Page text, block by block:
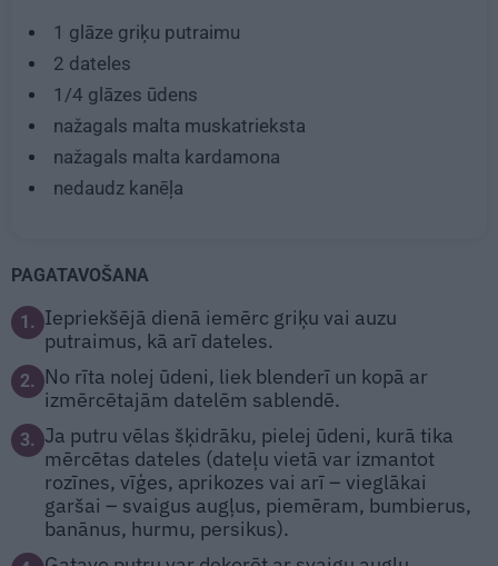
1 glāze griķu putraimu
2 dateles
1/4 glāzes ūdens
nažagals malta muskatrieksta
nažagals malta kardamona
nedaudz kanēļa
PAGATAVOŠANA
1. Iepriekšējā dienā iemērc griķu vai auzu
putraimus, kā arī dateles.
2.
No rīta nolej ūdeni, liek blenderī un kopā ar
izmērcētajām datelēm sablendē.
3. Ja putru vēlas šķidrāku, pielej ūdeni, kurā tika
mērcētas dateles (dateļu vietā var izmantot
rozīnes, vīģes, aprikozes vai arī – vieglākai
garšai – svaigus augļus, piemēram, bumbierus,
banānus, hurmu, persikus).